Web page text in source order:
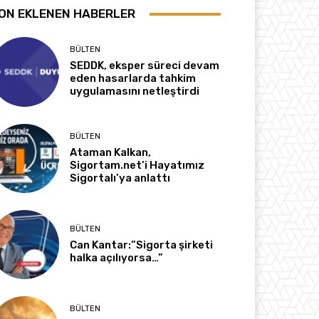
EKLENEN HABERLER
BÜLTEN
SEDDK, eksper süreci devam
eden hasarlarda tahkim
uygulamasını netleştirdi
BÜLTEN
Ataman Kalkan,
Sigortam.net’i Hayatımız
Sigortalı’ya anlattı
BÜLTEN
Can Kantar:”Sigorta şirketi
halka açılıyorsa…”
BÜLTEN